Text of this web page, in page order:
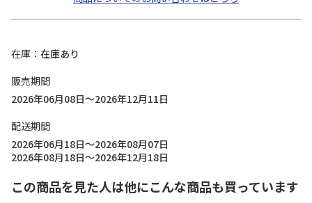
在庫
在庫あり
販売期間
2026年06月08日～2026年12月11日
配送期間
2026年06月18日～2026年08月07日
2026年08月18日～2026年12月18日
この商品を見た人は他にこんな商品も買っています